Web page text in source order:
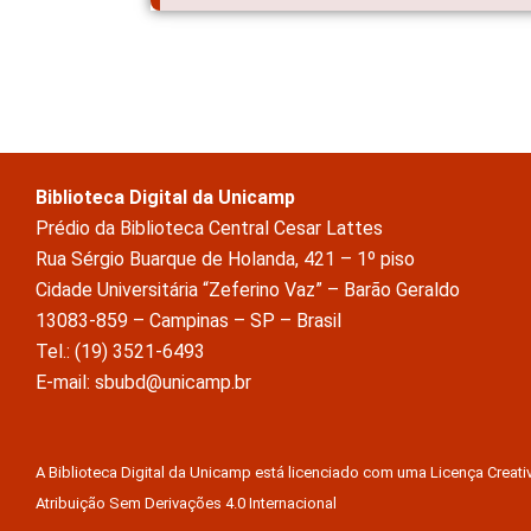
Biblioteca Digital da Unicamp
Prédio da Biblioteca Central Cesar Lattes
Rua Sérgio Buarque de Holanda, 421 – 1º piso
Cidade Universitária “Zeferino Vaz” – Barão Geraldo
13083-859 – Campinas – SP – Brasil
Tel.: (19) 3521-6493
E-mail: sbubd@unicamp.br
A Biblioteca Digital da Unicamp está licenciado com uma Licença
Atribuição Sem Derivações 4.0 Internacional